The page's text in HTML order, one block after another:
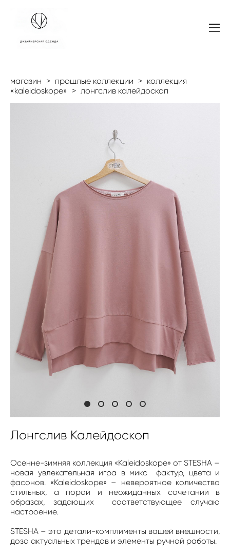
магазин > прошлые коллекции > коллекция
«kaleidoskope»
> лонгслив калейдоскоп
Лонгслив Калейдоскоп
Осенне-зимняя коллекция «Kaleidoskope» от STESHA –
новая увлекательная игра в микс фактур, цвета и
фасонов. «Kaleidoskope» – невероятное количество
стильных, а порой и неожиданных сочетаний в
образах, задающих соответствующее случаю
настроение.
STESHA – это детали-комплименты вашей внешности,
доза актуальных трендов и элементы ручной работы.